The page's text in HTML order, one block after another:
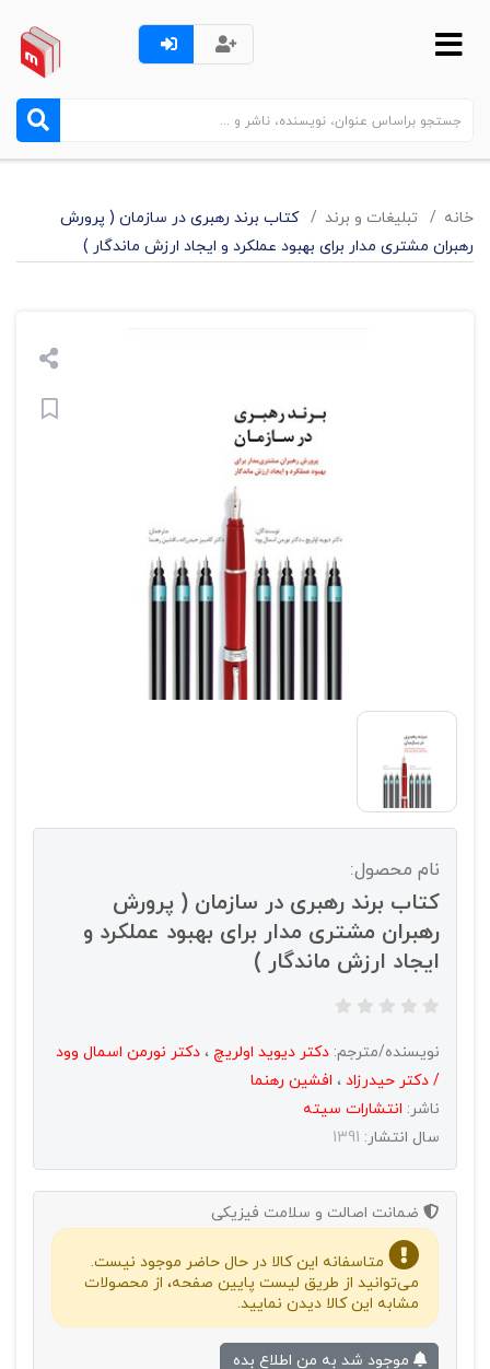
خانه تبليغات و برند
کتاب برند رهبری در سازمان ( پرورش
رهبران مشتری مدار برای بهبود عملکرد و ایجاد ارزش ماندگار )
نام محصول:
کتاب برند رهبری در سازمان ( پرورش
رهبران مشتری مدار برای بهبود عملکرد و
ایجاد ارزش ماندگار )
نویسنده/مترجم: دکتر دیوید اولریچ ، دکتر نورمن اسمال وود
/ دکتر حیدرزاد ، افشین رهنما
ناشر: انتشارات سيته
سال انتشار: 1391
ضمانت اصالت و سلامت فیزیکی
متاسفانه این کالا در حال حاضر موجود نیست.
می‌توانید از طریق لیست پایین صفحه، از محصولات
مشابه این کالا دیدن نمایید.